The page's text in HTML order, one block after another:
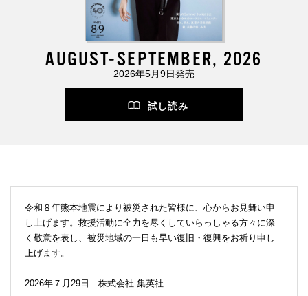
AUGUST-SEPTEMBER, 2026
2026年5月9日発売
試し読み
令和８年熊本地震により被災された皆様に、心からお見舞い申
し上げます。救援活動に全力を尽くしていらっしゃる方々に深
く敬意を表し、被災地域の一日も早い復旧・復興をお祈り申し
上げます。
2026年７月29日 株式会社 集英社